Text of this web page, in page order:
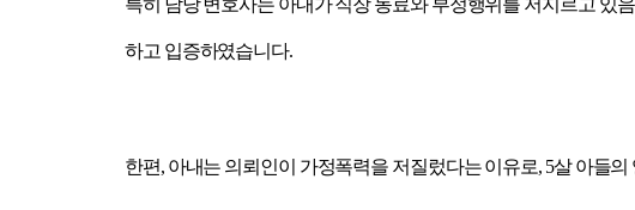
특히 담당 변호사는 아내가 직장 동료와 부정행위를 저지르고 있
하고 입증하였습니다.
한편, 아내는 의뢰인이 가정폭력을 저질렀다는 이유로, 5살 아들